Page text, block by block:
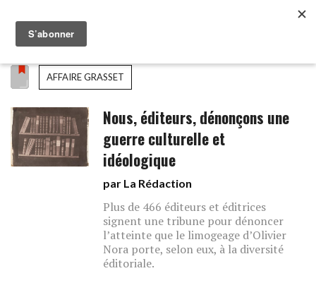
AFFAIRE GRASSET
Nous, éditeurs, dénonçons une
guerre culturelle et
idéologique
par La Rédaction
Plus de 466 éditeurs et éditrices
signent une tribune pour dénoncer
l’atteinte que le limogeage d’Olivier
Nora porte, selon eux, à la diversité
éditoriale.